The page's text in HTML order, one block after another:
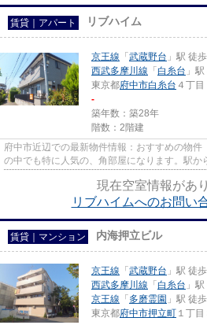
賃貸｜アパート リブハイム
京王線 「 武蔵野台 」駅 徒
西武多摩川線 「 白糸台 」
東京都府中市白糸台 ４丁目
-
築年数：築28年
階数：2階建
府中市近辺での最新物件情報：おすすめの物
の中でも特に人気の、角部屋になります。駅か
現在空室情報があ
リブハイムへのお問い
賃貸｜マンション 内海押立ビル
京王線 「 武蔵野台 」駅 徒
西武多摩川線 「 白糸台 」
京王線 「 多磨霊園 」駅 徒
東京都府中市押立町 １丁目